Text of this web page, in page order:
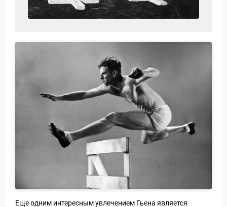
Еще одним интересным увлечением Гьена является